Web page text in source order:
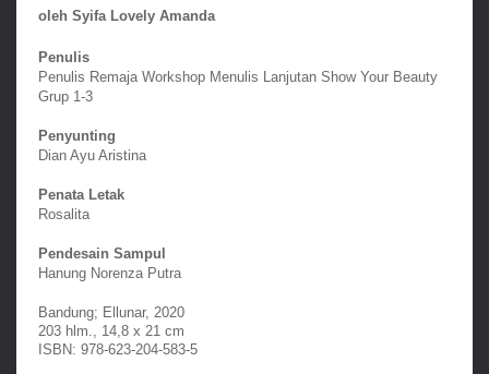
oleh Syifa Lovely Amanda
Penulis
Penulis Remaja Workshop Menulis Lanjutan Show Your Beauty
Grup 1-3
Penyunting
Dian Ayu Aristina
Penata Letak
Rosalita
Pendesain Sampul
Hanung Norenza Putra
Bandung; Ellunar, 2020
203 hlm., 14,8 x 21 cm
ISBN: 978-623-204-583-5